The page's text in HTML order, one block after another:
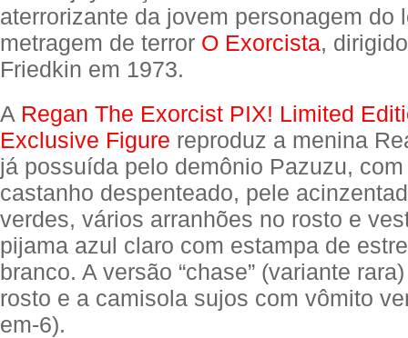
aterrorizante da jovem personagem do
metragem de terror O Exorcista,
Friedkin em 1973.
A Regan The Exorcist PIX! Limited
Exclusive Figure reproduz a menina
já possuída pelo demônio Pazuzu,
castanho despenteado, pele
verdes, vários arranhões no rosto e
pijama azul claro com estampa de
branco. A versão “chase” (variante
rosto e a camisola sujos com vômito
em-6).